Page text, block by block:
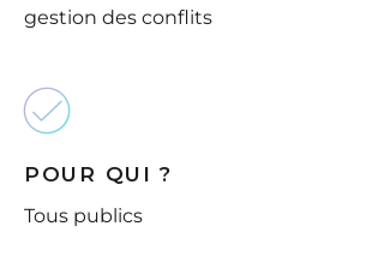
gestion des conflits
POUR QUI ?
Tous publics